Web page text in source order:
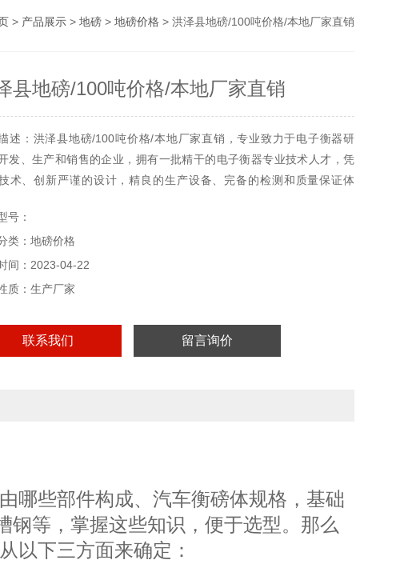
> 产品展示 > 地磅 > 地磅价格 > 洪泽县地磅/100吨价格/本地厂家直销
县地磅/100吨价格/本地厂家直销
述：洪泽县地磅/100吨价格/本地厂家直销，专业致力于电子衡器研
发、生产和销售的企业，拥有一批精干的电子衡器专业技术人才，凭
术、创新严谨的设计，精良的生产设备、完备的检测和质量保证体
数字汽车衡、模拟式汽车衡。汽车衡按秤体结构可分为：u型钢汽车
钢汽车衡、工字钢汽车衡。他们的基本配臵是一样的。所使用的磅
感器
号：
类：地磅价格
间：2023-04-22
质：生产厂家
联系我们 留言询价
哪些部件构成、汽车衡磅体规格，基础
钢等，掌握这些知识，便于选型。那么
以下三方面来确定：